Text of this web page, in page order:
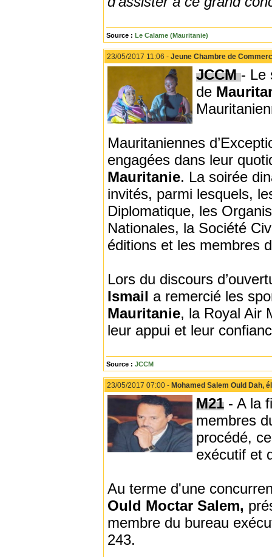
Source : Le Calame (Mauritanie)
23/05/2017 11:06 - Jeune Chambre de
JCCM- Le
de
Mauritaniennes
engagées dans leur
Mauritanie. La soirée
invités, parmi lesquels,
Diplomatique, les
Nationales, la Société
éditions et les membres
Lors du discours
Ismail a remercié les
Mauritanie, la Royal Air
leur appui et leur
Source : JCCM
23/05/2017 07:00 - Mohamed Salem Ould Dah,
M21 - A la
membres
procédé,
exécutif et
Au terme d'une
Ould Moctar Salem,
membre du bureau
243.